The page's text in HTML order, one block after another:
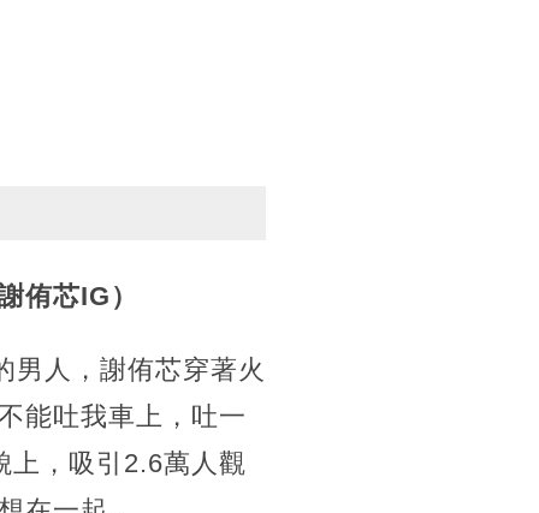
侑芯IG）
男人，謝侑芯穿著火
能吐我車上，吐一
上，吸引2.6萬人觀